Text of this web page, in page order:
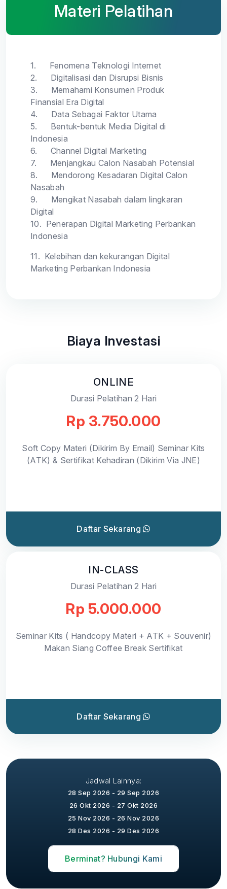
Materi Pelatihan
1.
Fenomena Teknologi Internet
2.
Digitalisasi dan Disrupsi Bisnis
3.
Memahami Konsumen Produk
Finansial Era Digital
4.
Data Sebagai Faktor Utama
5.
Bentuk-bentuk Media Digital di
Indonesia
6.
Channel Digital Marketing
7.
Menjangkau Calon Nasabah Potensial
8.
Mendorong Kesadaran Digital Calon
Nasabah
9.
Mengikat Nasabah dalam lingkaran
Digital
10. Penerapan Digital Marketing Perbankan
Indonesia
11. Kelebihan dan kekurangan Digital
Marketing Perbankan Indonesia
Biaya Investasi
ONLINE
Durasi Pelatihan 2 Hari
Rp 3.750.000
Soft Copy Materi (Dikirim By Email) Seminar Kits
(ATK) & Sertifikat Kehadiran (Dikirim Via JNE)
Daftar Sekarang
IN-CLASS
Durasi Pelatihan 2 Hari
Rp 5.000.000
Seminar Kits ( Handcopy Materi + ATK + Souvenir)
Makan Siang Coffee Break Sertifikat
Daftar Sekarang
Jadwal Lainnya:
28 Sep 2026 - 29 Sep 2026
26 Okt 2026 - 27 Okt 2026
25 Nov 2026 - 26 Nov 2026
28 Des 2026 - 29 Des 2026
Berminat? Hubungi Kami